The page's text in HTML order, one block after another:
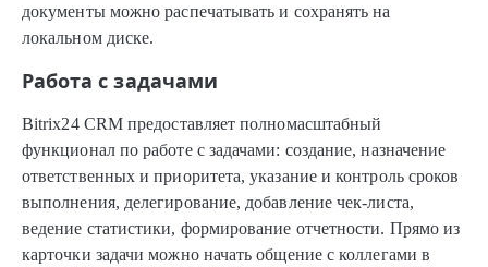
документы можно распечатывать и сохранять на
локальном диске.
Работа с задачами
Bitrix24 CRM предоставляет полномасштабный
функционал по работе с задачами: создание, назначение
ответственных и приоритета, указание и контроль сроков
выполнения, делегирование, добавление чек-листа,
ведение статистики, формирование отчетности. Прямо из
карточки задачи можно начать общение с коллегами в